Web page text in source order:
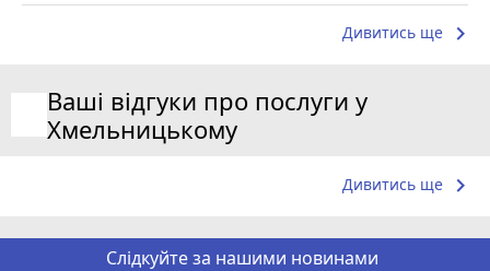
Дивитись ще keyboard_arrow_right
Ваші відгуки про послуги у
Хмельницькому
Дивитись ще keyboard_arrow_right
Слідкуйте за нашими новинами